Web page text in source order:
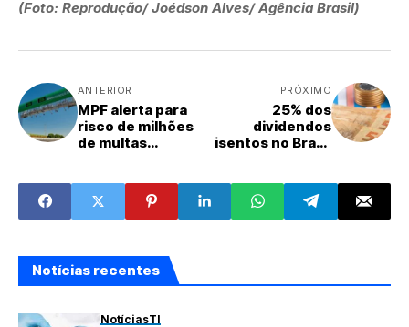
(Foto: Reprodução/ Joédson Alves/ Agência Brasil)
ANTERIOR
MPF alerta para
risco de milhões
de multas
Flow
PRÓXIMO
25% dos
dividendos
isentos no Brasil
funcionário
Notícias recentes
NotíciasTI